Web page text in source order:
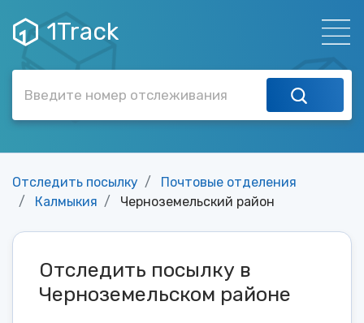
1Track
Отследить посылку
Почтовые отделения
Калмыкия
Черноземельский район
Отследить посылку в
Черноземельском районе